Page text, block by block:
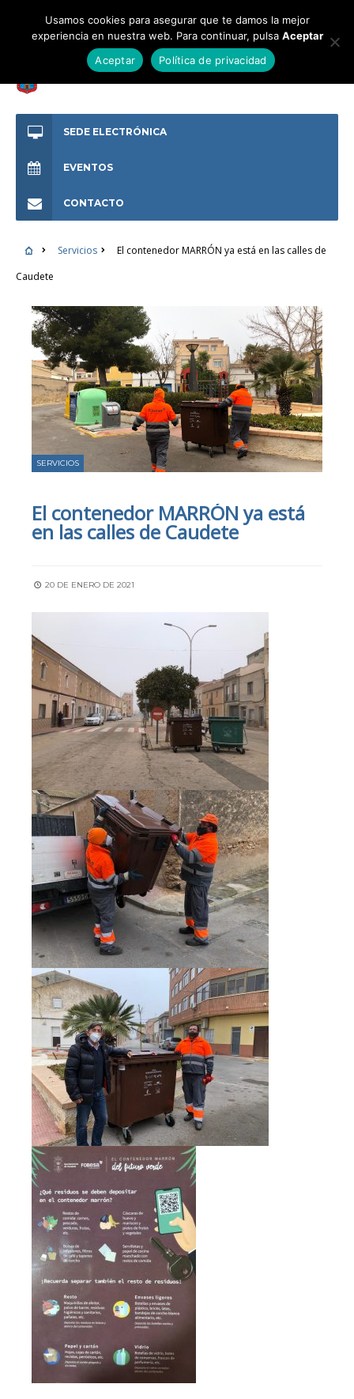
SEDE ELECTRÓNICA
EVENTOS
CONTACTO
Servicios
El contenedor MARRÓN ya está en las calles de
Caudete
SERVICIOS
El contenedor MARRÓN ya está
en las calles de Caudete
20 DE ENERO DE 2021
Usamos cookies para asegurar que te damos la mejor
experiencia en nuestra web. Para continuar, pulsa Aceptar
Aceptar
Política de privacidad